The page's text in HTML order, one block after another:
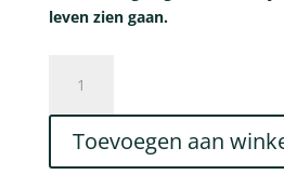
leven zien gaan.
Extra
aantal
Toevoegen aan